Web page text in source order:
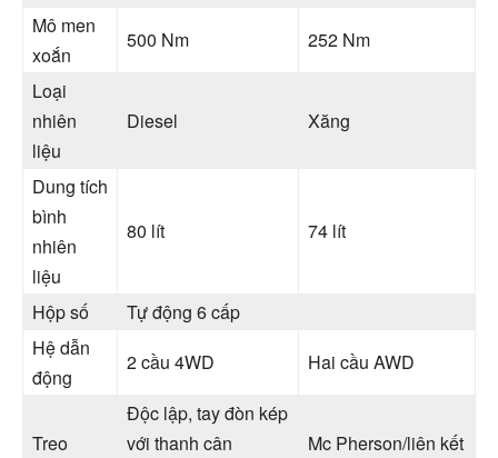
Mô men
xoắn
500 Nm
252 Nm
Loại
nhiên
liệu
Diesel Xăng
Dung tích
bình
nhiên
liệu
80 lít 74 lít
Hộp số
Tự động 6 cấp
Hệ dẫn
động
2 cầu 4WD Hai cầu AWD
Treo
Độc lập, tay đòn kép
với thanh cân
Mc Pherson/liên kết